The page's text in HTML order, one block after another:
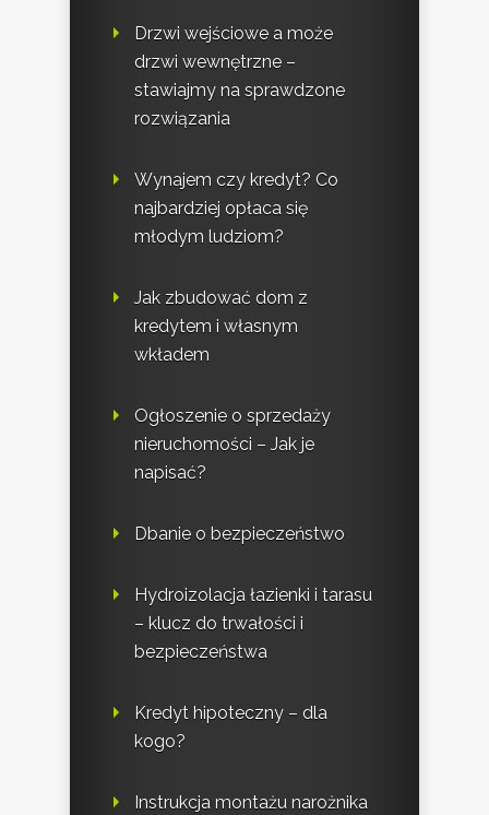
Drzwi wejściowe a może
drzwi wewnętrzne –
stawiajmy na sprawdzone
rozwiązania
Wynajem czy kredyt? Co
najbardziej opłaca się
młodym ludziom?
Jak zbudować dom z
kredytem i własnym
wkładem
Ogłoszenie o sprzedaży
nieruchomości – Jak je
napisać?
Dbanie o bezpieczeństwo
Hydroizolacja łazienki i tarasu
– klucz do trwałości i
bezpieczeństwa
Kredyt hipoteczny – dla
kogo?
Instrukcja montażu narożnika